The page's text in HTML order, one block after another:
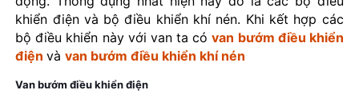
khiển điện và bộ điều khiển khí nén. Khi kết hợp các
bộ điều khiển này với van ta cóvan bướm điều khiển
điện vàvan bướm điều khiển khí nén
Van bướm điều khiển điện